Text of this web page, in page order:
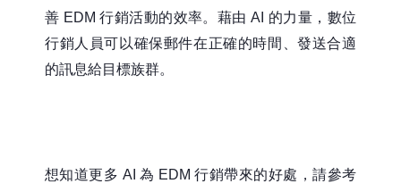
善 EDM 行銷活動的效率。藉由 AI 的力量，數位
行銷人員可以確保郵件在正確的時間、發送合適
的訊息給目標族群。
想知道更多 AI 為 EDM 行銷帶來的好處，請參考